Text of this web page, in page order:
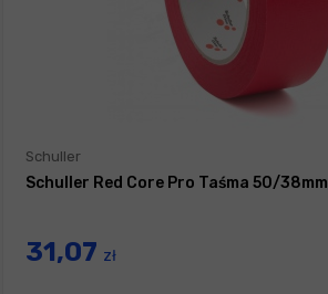
Schuller
Schuller Red Core Pro Taśma 50/38mm
31,07 zł